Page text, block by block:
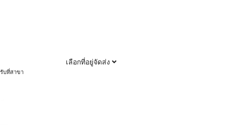
เลือกที่อยู่จัดส่ง
รับที่สาขา